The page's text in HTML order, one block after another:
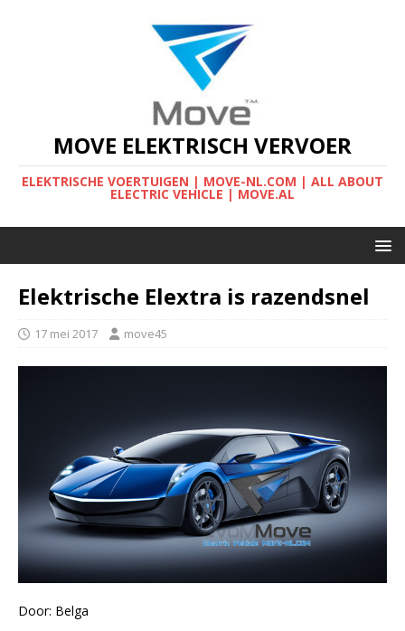
MOVE ELEKTRISCH VERVOER
ELEKTRISCHE VOERTUIGEN | MOVE-NL.COM | ALL ABOUT
ELECTRIC VEHICLE | MOVE.AL
Elektrische Elextra is razendsnel
17 mei 2017 move45
Door: Belga